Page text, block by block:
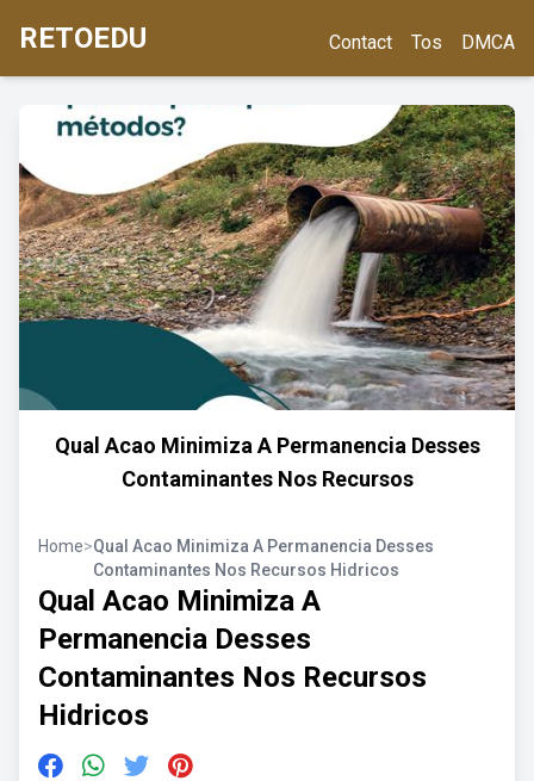
RETOEDU Contact Tos DMCA
Qual Acao Minimiza A Permanencia Desses
Contaminantes Nos Recursos
Home>Qual Acao Minimiza A Permanencia Desses
Contaminantes Nos Recursos Hidricos
Qual Acao Minimiza A
Permanencia Desses
Contaminantes Nos Recursos
Hidricos